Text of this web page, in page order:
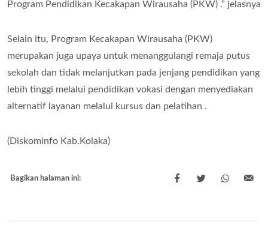
Program Pendidikan Kecakapan Wirausaha (PKW) .” jelasnya
Selain itu, Program Kecakapan Wirausaha (PKW)
merupakan juga upaya untuk menanggulangi remaja putus
sekolah dan tidak melanjutkan pada jenjang pendidikan yang
lebih tinggi melalui pendidikan vokasi dengan menyediakan
alternatif layanan melalui kursus dan pelatihan .
(Diskominfo Kab.Kolaka)
Bagikan halaman ini: